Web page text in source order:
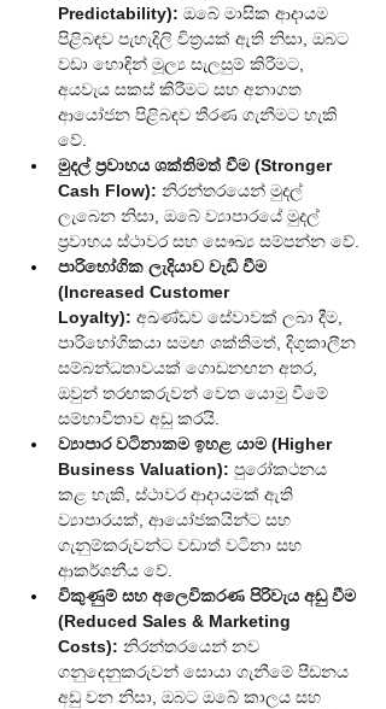
Predictability): ඔබේ මාසික ආදායම
පිළිබඳව පැහැදිලි චිත්‍රයක් ඇති නිසා, ඔබට
වඩා හොඳින් මූල්‍ය සැලසුම් කිරීමට,
අයවැය සකස් කිරීමට සහ අනාගත
ආයෝජන පිළිබඳව තීරණ ගැනීමට හැකි
වේ.
මුදල් ප්‍රවාහය ශක්තිමත් වීම (Stronger
Cash Flow): නිරන්තරයෙන් මුදල්
ලැබෙන නිසා, ඔබේ ව්‍යාපාරයේ මුදල්
ප්‍රවාහය ස්ථාවර සහ සෞඛ්‍ය සම්පන්න වේ.
පාරිභෝගික ලැදියාව වැඩි වීම
(Increased Customer
Loyalty): අඛණ්ඩව සේවාවක් ලබා දීම,
පාරිභෝගිකයා සමඟ ශක්තිමත්, දිගුකාලීන
සම්බන්ධතාවයක් ගොඩනඟන අතර,
ඔවුන් තරඟකරුවන් වෙත යොමු වීමේ
සම්භාවිතාව අඩු කරයි.
ව්‍යාපාර වටිනාකම ඉහළ යාම (Higher
Business Valuation): පුරෝකථනය
කළ හැකි, ස්ථාවර ආදායමක් ඇති
ව්‍යාපාරයක්, ආයෝජකයින්ට සහ
ගැනුම්කරුවන්ට වඩාත් වටිනා සහ
ආකර්ශනීය වේ.
විකුණුම් සහ අලෙවිකරණ පිරිවැය අඩු වීම
(Reduced Sales & Marketing
Costs): නිරන්තරයෙන් නව
ගනුදෙනුකරුවන් සොයා ගැනීමේ පීඩනය
අඩු වන නිසා, ඔබට ඔබේ කාලය සහ